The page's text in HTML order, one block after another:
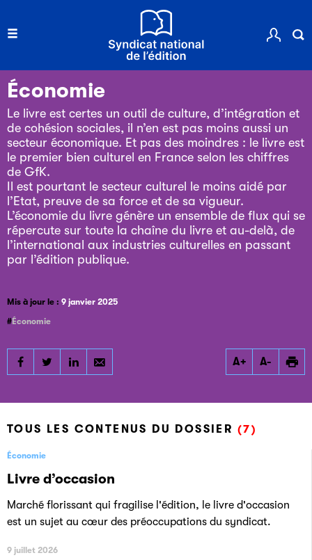
Économie
Le livre est certes un outil de culture, d’intégration et
de cohésion sociales, il n’en est pas moins aussi un
secteur économique. Et pas des moindres : le livre est
le premier bien culturel en France selon les chiffres
de GfK.
Il est pourtant le secteur culturel le moins aidé par
l’Etat, preuve de sa force et de sa vigueur.
L’économie du livre génère un ensemble de flux qui se
répercute sur toute la chaîne du livre et au-delà, de
l’international aux industries culturelles en passant
par l’édition publique.
Mis à jour le : 9 janvier 2025
Économie
Partager
Économie
Partager
Économie
Partager
Économie
A+ A-
TOUS LES CONTENUS DU DOSSIER (7)
Économie
Livre d’occasion
Marché florissant qui fragilise l'édition, le livre d'occasion
est un sujet au cœur des préoccupations du syndicat.
9 juillet 2026